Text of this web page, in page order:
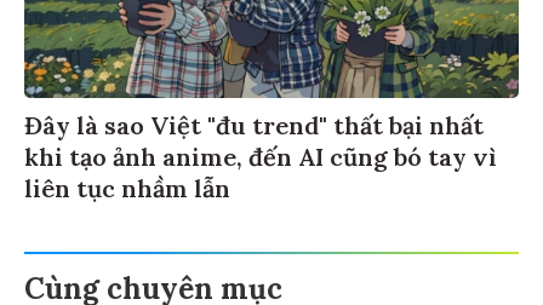
Đây là sao Việt "đu trend" thất bại nhất
khi tạo ảnh anime, đến AI cũng bó tay vì
liên tục nhầm lẫn
Cùng chuyên mục